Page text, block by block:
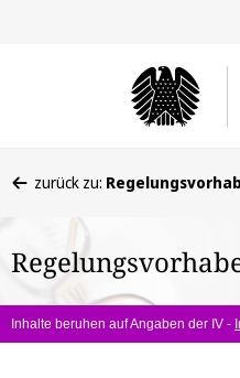
befinden
hier:
zurück zu:
Inhalte beruhen auf Angaben der IV -